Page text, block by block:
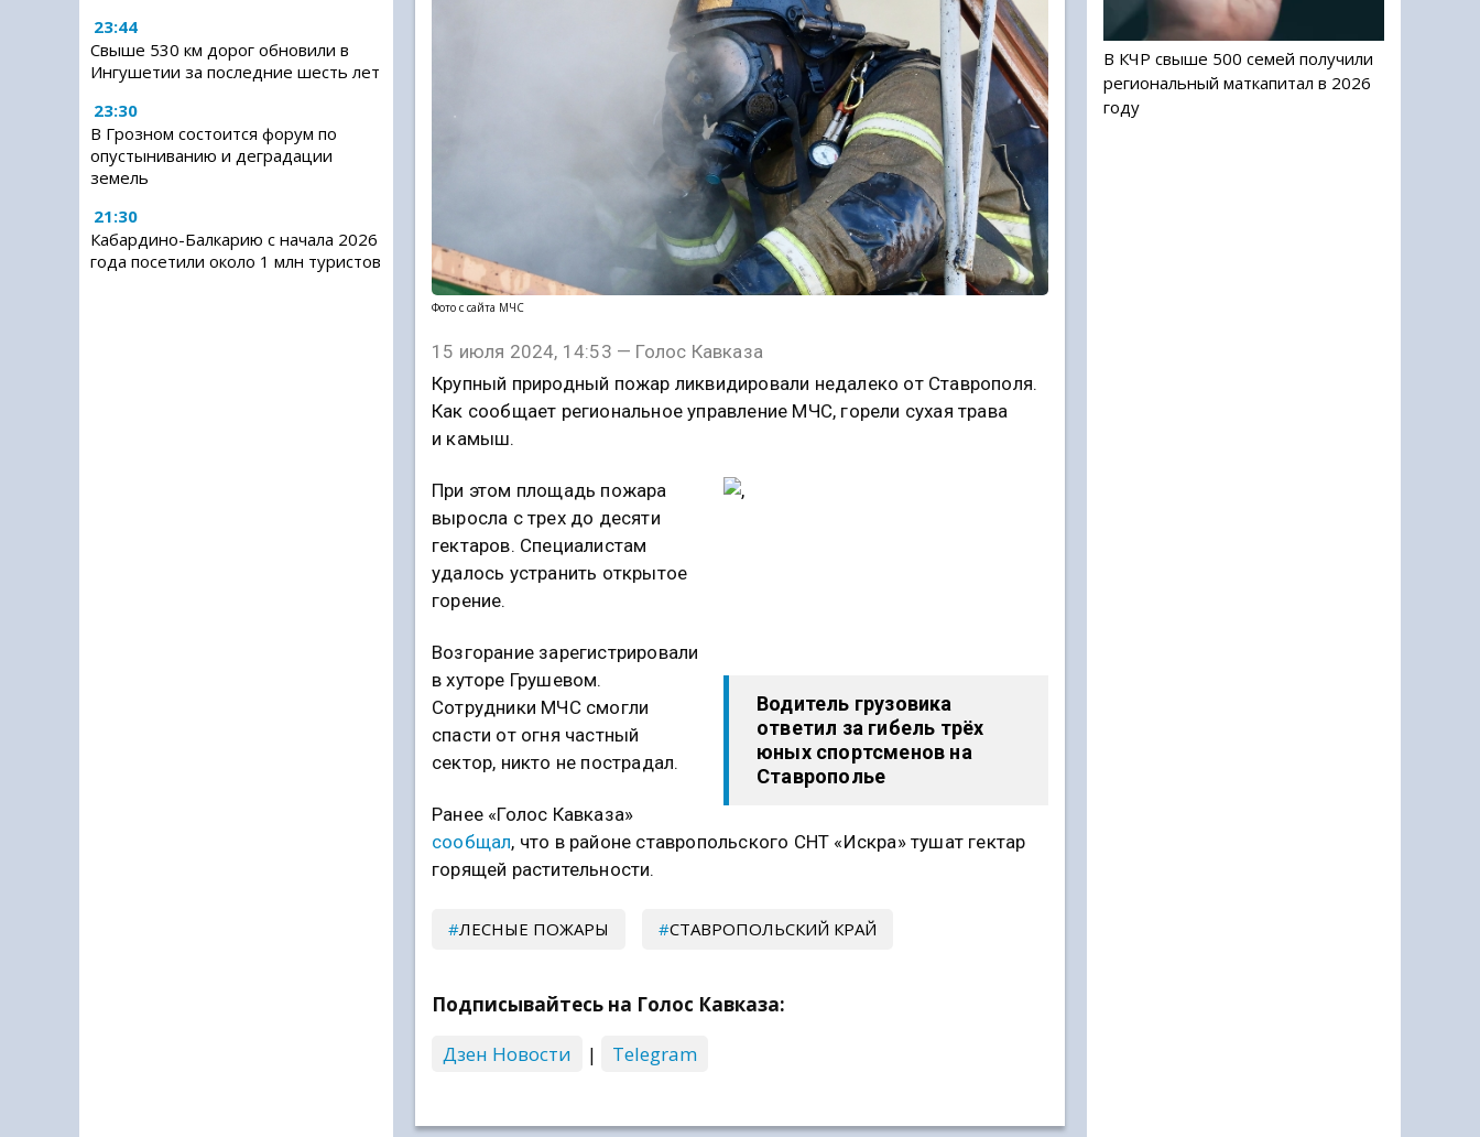
23:44
Свыше 530 км дорог обновили в
Ингушетии за последние шесть лет
23:30
В Грозном состоится форум по
опустыниванию и деградации
земель
21:30
Кабардино-Балкарию с начала 2026
года посетили около 1 млн туристов
Фото с сайта МЧС
15 июля 2024, 14:53 — Голос Кавказа
Крупный природный пожар ликвидировали недалеко от Ставрополя.
Как сообщает региональное управление МЧС, горели сухая трава
и камыш.
Водитель грузовика
ответил за гибель трёх
юных спортсменов на
Ставрополье
При этом площадь пожара
выросла с трех до десяти
гектаров. Специалистам
удалось устранить открытое
горение.
Возгорание зарегистрировали
в хуторе Грушевом.
Сотрудники МЧС смогли
спасти от огня частный
сектор, никто не пострадал.
Ранее «Голос Кавказа»
сообщал, что в районе ставропольского СНТ «Искра» тушат гектар
горящей растительности.
ЛЕСНЫЕ ПОЖАРЫ СТАВРОПОЛЬСКИЙ КРАЙ
Подписывайтесь на Голос Кавказа:
Дзен Новости
| Telegram
В КЧР свыше 500 семей получили
региональный маткапитал в 2026
году